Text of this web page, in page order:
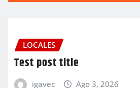
LOCALES
Test post title
igavec Ago 3, 2026